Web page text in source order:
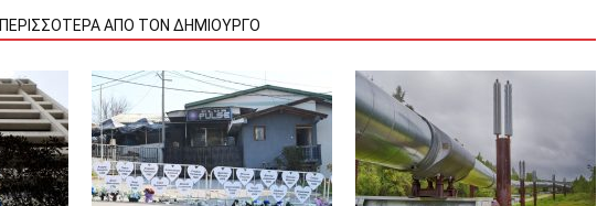
ΠΕΡΙΣΣΟΤΕΡΑ ΑΠΟ ΤΟΝ ΔΗΜΙΟΥΡΓΟ